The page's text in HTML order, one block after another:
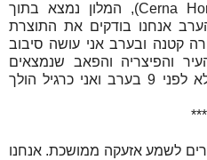
Cerna), המלון נמצא בתוך
אנחנו בודקים את התוצרת
קטנה ובערב אני עושה סיבוב
והפיצריה והפאב שנמצאים
סביבה. השמש כרגיל שוקעת לא לפני 9 בערב ואני כרגיל הולך
***
מתעוררים לשמע אזעקה ממושכת. אנחנו